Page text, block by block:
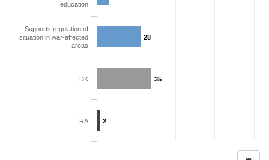
28
35
2
education
Supports regulation of
situation in war-affected
areas
DK
RA